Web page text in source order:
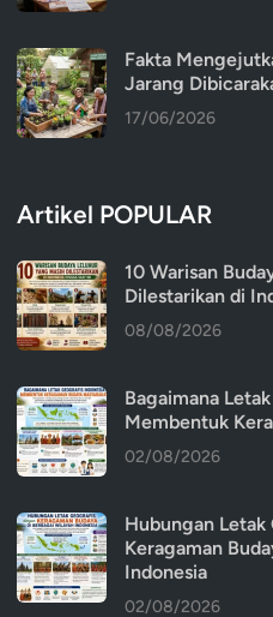
Fakta
Jarang
17/06/2026
Artikel POPULAR
10 Warisan
Dilestarikan di
08/08/2026
Bagaimana
Membentuk
02/08/2026
Hubungan
Keragaman
Indonesia
02/08/2026